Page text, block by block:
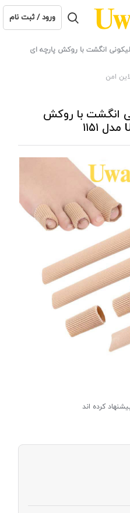
ورود / ثبت نام
انگشت با روکش پارچه ای
امن
انگشت با روکش
کنید